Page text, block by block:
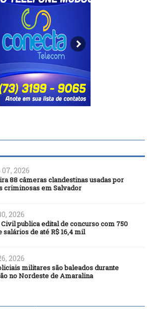
2026
88 câmeras clandestinas usadas por
criminosas em Salvador
2026
publica edital de concurso com 750
salários de até R$ 16,4 mil
2026
militares são baleados durante
no Nordeste de Amaralina